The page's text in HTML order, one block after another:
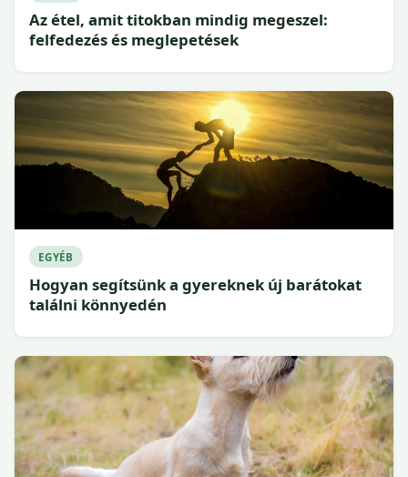
Az étel, amit titokban mindig megeszel:
felfedezés és meglepetések
EGYÉB
Hogyan segítsünk a gyereknek új barátokat
találni könnyedén